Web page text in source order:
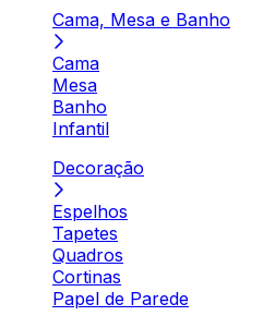
Cama, Mesa e Banho
Cama
Mesa
Banho
Infantil
Decoração
Espelhos
Tapetes
Quadros
Cortinas
Papel de Parede